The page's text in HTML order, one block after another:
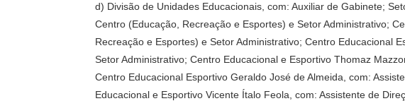
d) Divisão de Unidades Educacionais, com: Auxiliar de Gabinete;
Centro (Educação, Recreação e Esportes) e Setor Administrativo;
Recreação e Esportes) e Setor Administrativo; Centro Educacional
Setor Administrativo; Centro Educacional e Esportivo Thomaz
Centro Educacional Esportivo Geraldo José de Almeida, com:
Educacional e Esportivo Vicente Ítalo Feola, com: Assistente de